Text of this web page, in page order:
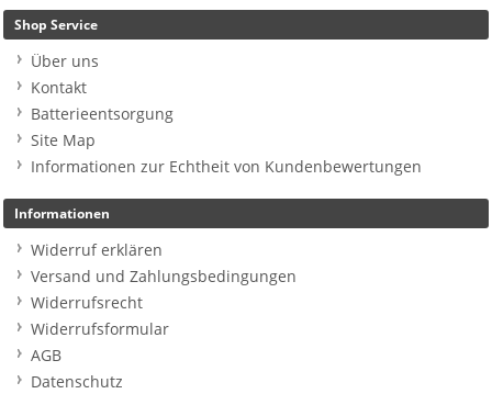
Shop Service
Über uns
Kontakt
Batterieentsorgung
Site Map
Informationen zur Echtheit von Kundenbewertungen
Informationen
Widerruf erklären
Versand und Zahlungsbedingungen
Widerrufsrecht
Widerrufsformular
AGB
Datenschutz